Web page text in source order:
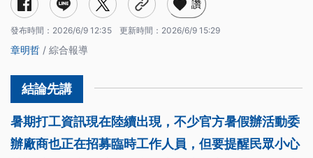
讚
發布時間： 2026/6/9 12:35 更新時間： 2026/6/9 15:29
章明哲 / 綜合報導
暑期打工資訊現在陸續出現，不少官方暑假辦活動委
辦廠商也正在招募臨時工作人員，但要提醒民眾小心